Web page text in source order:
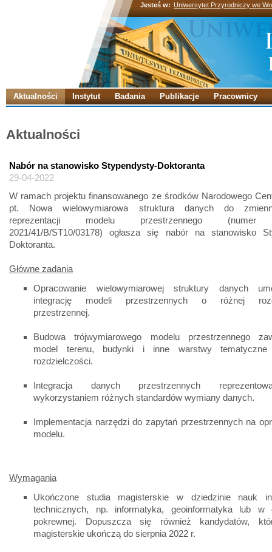
Jesteś w: Uniwersytet Przyrodniczy we
Aktualności Instytut Badania Publikacje Pracownicy
Aktualności
Nabór na stanowisko Stypendysty-Doktoranta
29-04-2022
W ramach projektu finansowanego ze środków Narodowego
pt. Nowa wielowymiarowa struktura danych do
reprezentacji modelu przestrzennego (numer
2021/41/B/ST10/03178) ogłasza się nabór na stanowisko
Doktoranta.
Główne zadania
Opracowanie wielowymiarowej struktury danych
integrację modeli przestrzennych o różnej
przestrzennej.
Budowa trójwymiarowego modelu przestrzennego
model terenu, budynki i inne warstwy
rozdzielczości.
Integracja danych przestrzennych
wykorzystaniem różnych standardów wymiany danych.
Implementacja narzędzi do zapytań przestrzennych na
modelu.
Wymagania
Ukończone studia magisterskie w dziedzinie nauk
technicznych, np. informatyka, geoinformatyka lub w
pokrewnej. Dopuszcza się również kandydatów,
magisterskie ukończą do sierpnia 2022 r.